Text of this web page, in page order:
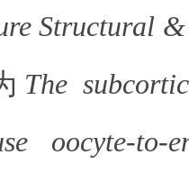
Structural
The
oocyte-